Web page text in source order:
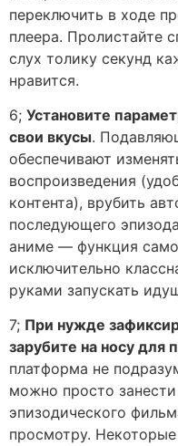
переключить в ходе
плеера. Пролистайте
слух толику секунд
нравится.
6; Установите
свои вкусы.
обеспечивают
воспроизведения
контента), врубить
последующего
аниме — функция
исключительно
руками запускать
7; При нужде
зарубите на носу для
платформа не
можно просто
эпизодического
просмотру.